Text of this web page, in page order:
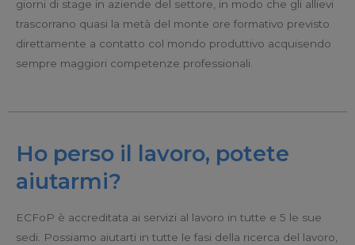
giorni di stage in aziende del settore, in modo che gli allievi
trascorrano quasi la metà del monte ore formativo previsto
direttamente a contatto col mondo produttivo acquisendo
sempre maggiori competenze professionali.
Ho perso il lavoro, potete
aiutarmi?
ECFoP è accreditata ai servizi al lavoro in tutte e 5 le sue
sedi. Possiamo aiutarti in tutte le fasi della ricerca del lavoro,